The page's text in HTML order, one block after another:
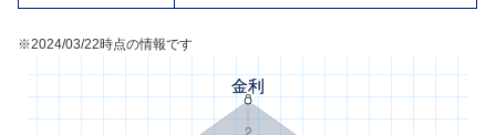
※2024/03/22時点の情報です